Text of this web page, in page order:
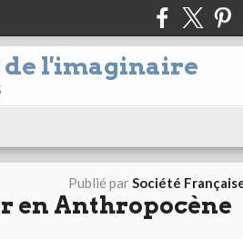
de l'imaginaire
Publié parSociété
en Anthropocène